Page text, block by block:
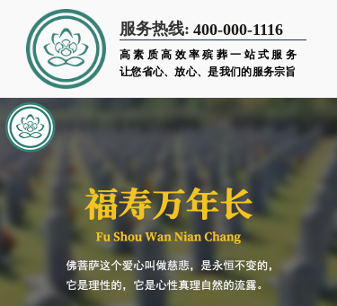
服务热线: 400-000-1116
高素质高效率殡葬一站式服务
让您省心、放心、是我们的服务宗旨